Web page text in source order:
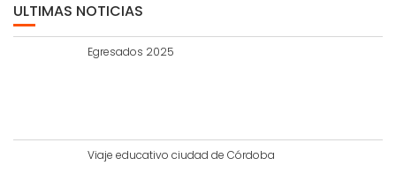
ULTIMAS NOTICIAS
Egresados 2025
Viaje educativo ciudad de Córdoba